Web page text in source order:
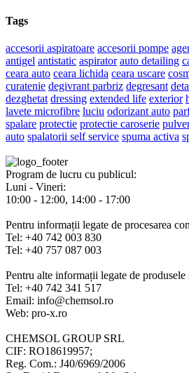
Tags
accesorii aspiratoare accesorii pompe
antigel antistatic aspirator auto detailing
ceara auto ceara lichida ceara uscare
curatenie degivrant parbriz degresant
dezghetat dressing extended life exterior
lavete microfibre luciu odorizant auto
spalare protectie protectie caroserie
auto spalatorii self service spuma activa
Program de lucru cu publicul:
Luni - Vineri:
10:00 - 12:00, 14:00 - 17:00
Pentru informații legate de procesarea
Tel: +40 742 003 830
Tel: +40 757 087 003
Pentru alte informații legate de produsele
Tel: +40 742 341 517
Email: info@chemsol.ro
Web: pro-x.ro
CHEMSOL GROUP SRL
CIF: RO18619957;
Reg. Com.: J40/6969/2006